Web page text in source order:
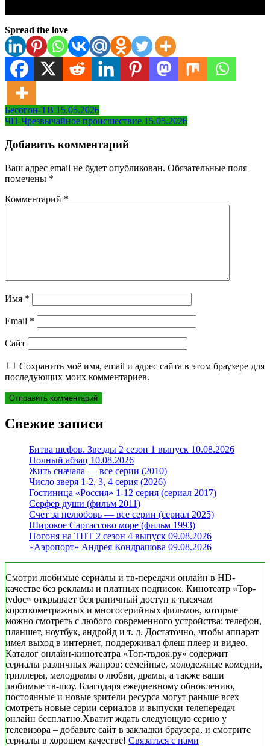
Spread the love
Навигация
по
записям
Бесогон-ТВ 15.05.2026
ЧП-Чрезвычайное происшествие 15.05.2026
Добавить комментарий
Ваш адрес email не будет опубликован. Обязательные поля
помечены *
Комментарий *
Имя *
Email *
Сайт
Сохранить моё имя, email и адрес сайта в этом браузере для
последующих моих комментариев.
Свежие записи
Битва шефов. Звезды 2 сезон 1 выпуск 10.08.2026
Полный абзац 10.08.2026
Жить сначала — все серии (2010)
Число зверя 1-2, 3, 4 серия (2026)
Гостиница «Россия» 1-12 серия (сериал 2017)
Сёрфер души (фильм 2011)
Счет за нелюбовь — все серии (сериал 2025)
Широкое Саргассово море (фильм 1993)
Погоня на ТНТ 2 сезон 4 выпуск 09.08.2026
«Аэропорт» Андрея Кондрашова 09.08.2026
Смотри любимые сериалы и тв-передачи онлайн в HD-
качестве без рекламы и платных подписок. Кинотеатр «Top-
tvdoc» открывает безграничный доступ к тысячам
короткометражных и многосерийных фильмов, которые
можно смотреть с любого современного устройства: телефон,
планшет, ноутбук, андройд и т. д. Достаточно, чтобы аппарат
имел выход в интернет, поддерживал флеш плеер и видео.
Каталог онлайн-кинотеатра «Топ-твдок.ру» содержит
сериалы различных жанров: семейные, молодежные комедии,
триллеры, мелодрамы о любви, драмы, а также ваши
любимые тв-шоу. Благодаря ежедневному обновлению,
постоянные и новые зрители ресурса могут раньше всех
смотреть новые серии сериалов и выпуски телепередач
онлайн бесплатно.Хватит ждать следующую серию у
телевизора – добавьте сайт в закладки браузера, и смотрите
сериалы в хорошем качестве! Связаться с нами